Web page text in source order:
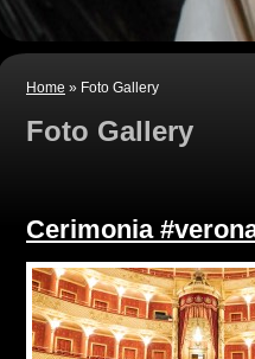
Home » Foto Gallery
Foto Gallery
Cerimonia